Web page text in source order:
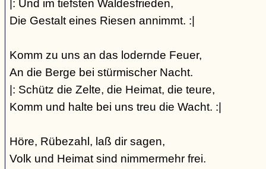
|: Und im tiefsten Waldesfrieden,
Die Gestalt eines Riesen annimmt. :|
Komm zu uns an das lodernde Feuer,
An die Berge bei stürmischer Nacht.
|: Schütz die Zelte, die Heimat, die teure,
Komm und halte bei uns treu die Wacht. :|
Höre, Rübezahl, laß dir sagen,
Volk und Heimat sind nimmermehr frei.